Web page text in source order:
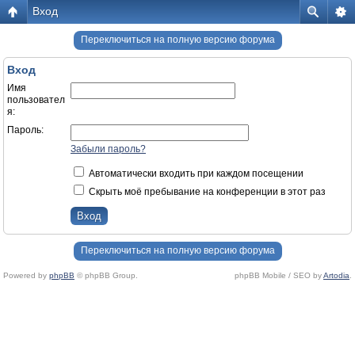
Вход
Переключиться на полную версию форума
Вход
Имя
пользовател
я:
Пароль:
Забыли пароль?
Автоматически входить при каждом посещении
Скрыть моё пребывание на конференции в этот раз
Переключиться на полную версию форума
Powered by phpBB © phpBB Group. phpBB Mobile / SEO byArtodia